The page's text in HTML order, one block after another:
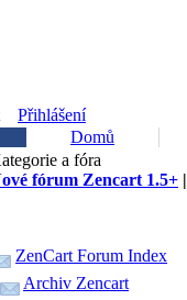
Přihlášení
Domů
a fóra
fórum Zencart 1.5+ |
ZenCart Forum Index
Archiv Zencart